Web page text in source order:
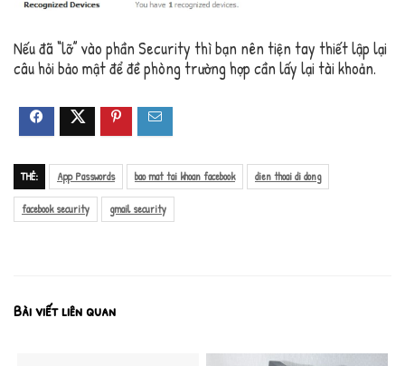
Nếu đã “lỡ” vào phần Security thì bạn nên tiện tay thiết lập lại
câu hỏi bảo mật để đề phòng trường hợp cần lấy lại tài khoản.
THẺ: App Passwords bao mat tai khoan facebook dien thoai di dong
facebook security gmail security
Bài viết liên quan